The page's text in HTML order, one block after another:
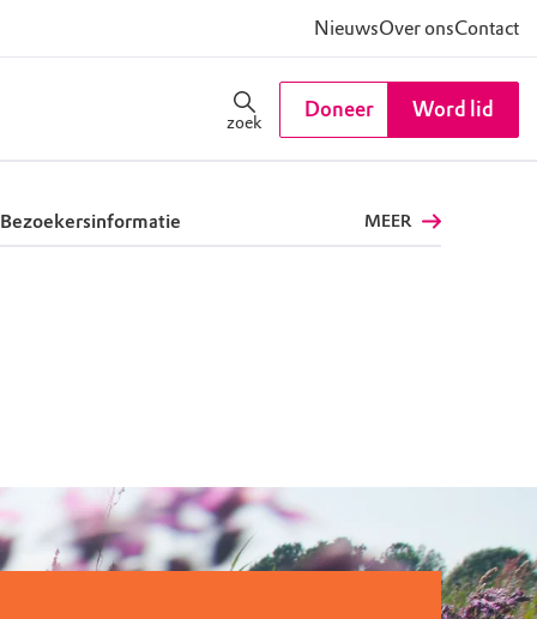
NieuwsOver onsContact
zoek
Doneer Word lid
Bezoekersinformatie MEER